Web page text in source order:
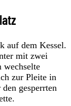
auf dem Kessel.
mit zwei
wechselte
zur Pleite in
gesperrten